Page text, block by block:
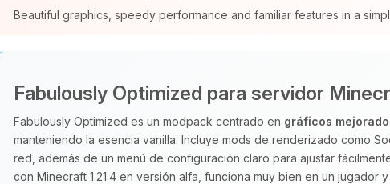
Beautiful graphics, speedy performance and familiar features in a
Fabulously Optimized para servidor
Fabulously Optimized es un modpack centrado en gráficos
manteniendo la esencia vanilla. Incluye mods de renderizado como
red, además de un menú de configuración claro para ajustar
con Minecraft 1.21.4 en versión alfa, funciona muy bien en un jugador